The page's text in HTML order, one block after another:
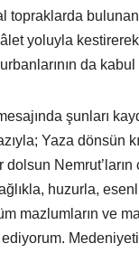
bulunan
yoluyla
da
şunları
Yaza dönsün
huzurla,
mazlumların ve